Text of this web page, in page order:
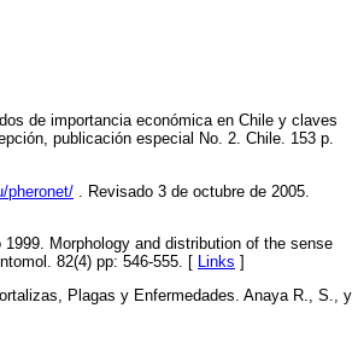
de importancia económica en Chile y claves
publicación especial No. 2. Chile. 153 p.
pheronet/ . Revisado 3 de octubre de 2005.
Morphology and distribution of the sense
82(4) pp: 546-555. [ Links ]
Plagas y Enfermedades. Anaya R., S., y